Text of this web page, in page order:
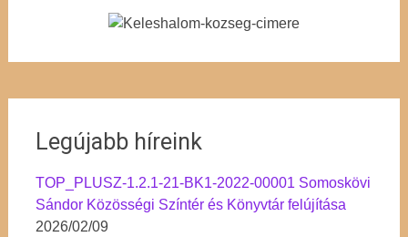
Legújabb híreink
TOP_PLUSZ-1.2.1-21-BK1-2022-00001 Somoskövi
Sándor Közösségi Színtér és Könyvtár felújítása
2026/02/09